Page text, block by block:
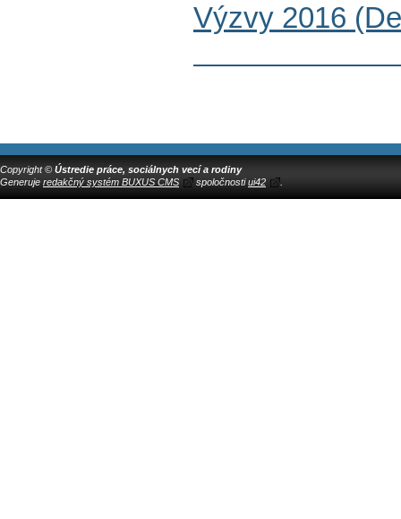
Výzvy 2016
Copyright © Ústredie práce, sociálnych vecí a rodiny
Generuje redakčný systém BUXUS CMS spoločnostiui42